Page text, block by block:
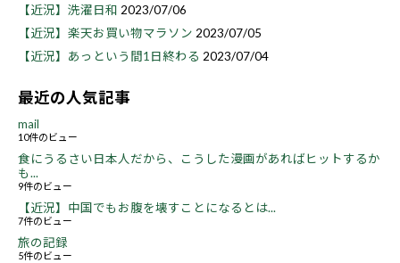
【近況】洗濯日和 2023/07/06
【近況】楽天お買い物マラソン 2023/07/05
【近況】あっという間1日終わる 2023/07/04
最近の人気記事
mail
10件のビュー
食にうるさい日本人だから、こうした漫画があればヒットするか
も...
9件のビュー
【近況】中国でもお腹を壊すことになるとは...
7件のビュー
旅の記録
5件のビュー